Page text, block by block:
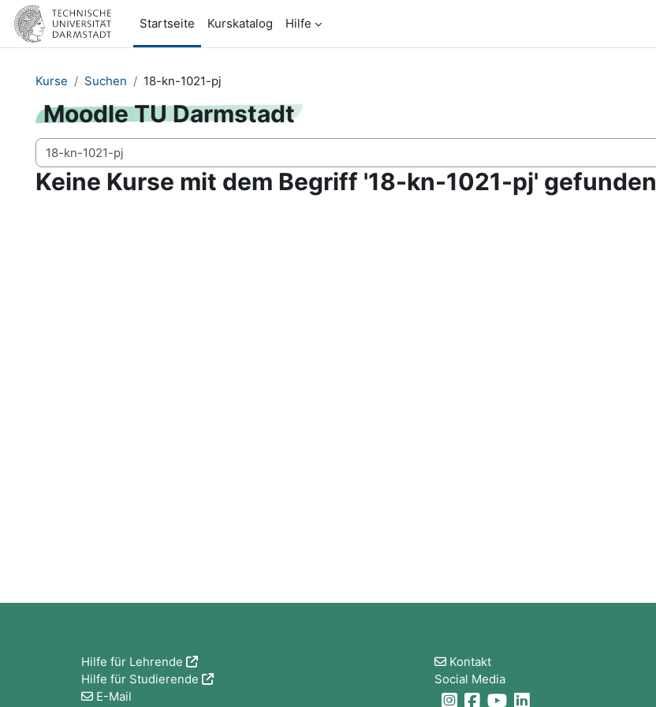
Zum Hauptinhalt
Startseite
Kurskatalog Hilfe
Kurse Suchen 18-kn-1021-pj
Moodle TU Darmstadt
Kurse suchen
Keine Kurse mit dem Begriff '18-kn-1021-pj' gefunden
Hilfe für Lehrende
Hilfe für Studierende
E-Mail
Kontakt
Social Media